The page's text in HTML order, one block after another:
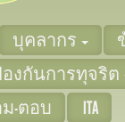
บุคลากร
งกันการทุจริต
-ตอบ
ITA